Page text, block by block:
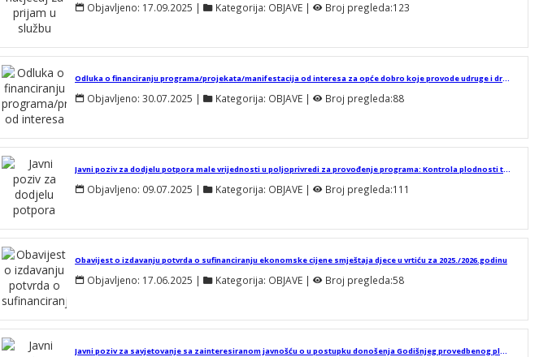
Objavljeno: 17.09.2025 | Kategorija: OBJAVE | Broj pregleda:123
Odluka o financiranju programa/projekata/manifestacija od interesa za opće dobro koje provode udruge i druge organizacije civilnog društva, vjerske zajednice i pravne osobe Katoličke crkve na području Općine Domašinec u 2025. godini
Objavljeno: 30.07.2025 | Kategorija: OBJAVE | Broj pregleda:88
Javni poziv za dodjelu potpora male vrijednosti u poljoprivredi za provođenje programa: Kontrola plodnosti tla na području Općine Domašinec u 2025. godini
Objavljeno: 09.07.2025 | Kategorija: OBJAVE | Broj pregleda:111
Obavijest o izdavanju potvrda o sufinanciranju ekonomske cijene smještaja djece u vrtiću za 2025./2026.godinu
Objavljeno: 17.06.2025 | Kategorija: OBJAVE | Broj pregleda:58
Javni poziv za savjetovanje sa zainteresiranom javnošću o u postupku donošenja Godišnjeg provedbenog plana unapređenja zaštite od požara za područje Općine Domašinec za 2025. godinu